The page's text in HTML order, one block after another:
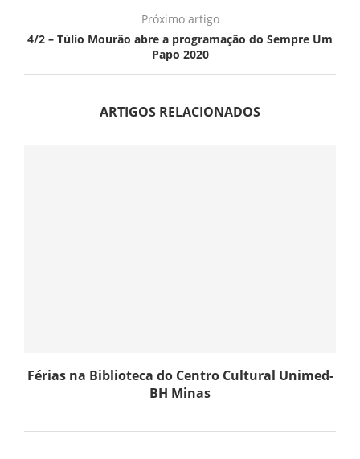
Próximo artigo
4/2 – Túlio Mourão abre a programação do Sempre Um
Papo 2020
ARTIGOS RELACIONADOS
Férias na Biblioteca do Centro Cultural Unimed-
BH Minas